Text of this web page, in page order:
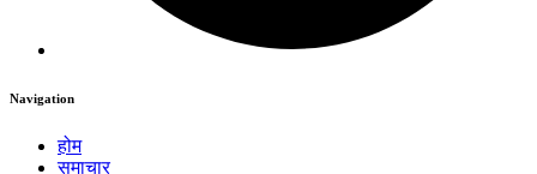
Navigation
होम
समाचार